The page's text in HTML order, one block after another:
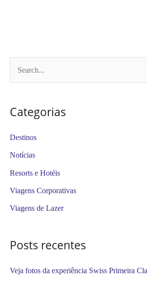
q
u
i
p
r
Categorias
Destinos
Notícias
Resorts e Hotéis
Viagens Corporativas
Viagens de Lazer
Posts recentes
Veja fotos da experiência Swiss Primeira